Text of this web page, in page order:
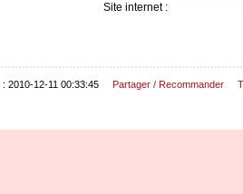
Site internet :
2010-12-11 00:33:45 Partager / Recommander